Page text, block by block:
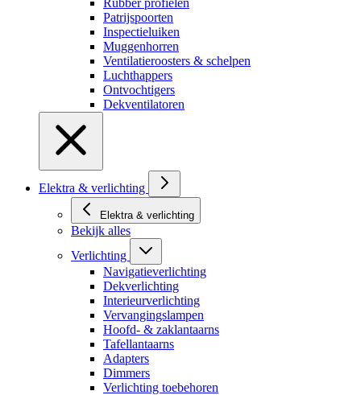
Rubber profielen
Patrijspoorten
Inspectieluiken
Muggenhorren
Ventilatieroosters & schelpen
Luchthappers
Ontvochtigers
Dekventilatoren
Elektra & verlichting
Elektra & verlichting
Bekijk alles
Verlichting
Navigatieverlichting
Dekverlichting
Interieurverlichting
Vervangingslampen
Hoofd- & zaklantaarns
Tafellantaarns
Adapters
Dimmers
Verlichting toebehoren